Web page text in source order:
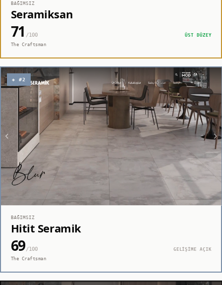
BAĞIMSIZ
Seramiksan
71 /100
ÜST DÜZEY
The Craftsman
◈ #2
BAĞIMSIZ
Hitit Seramik
69/100
GELİŞİME AÇIK
The Craftsman